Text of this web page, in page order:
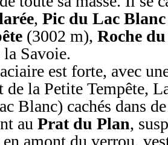
, Pic du Lac Blanc
(3002 m), Roche
Savoie.
est forte, avec
de la Petite Tempête,
Blanc) cachés dans
au Prat du Plan,
en amont du verrou,